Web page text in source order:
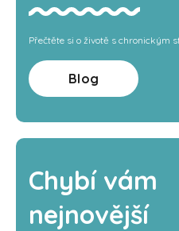
Přečtěte si o životě s chronickým
Blog
Chybí vám
nejnovější